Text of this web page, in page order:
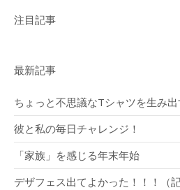
注目記事
最新記事
ちょっと不思議なTシャツを生み出
彼と私の毎日チャレンジ！
「家族」を感じる年末年始
デザフェス出てよかった！！！（